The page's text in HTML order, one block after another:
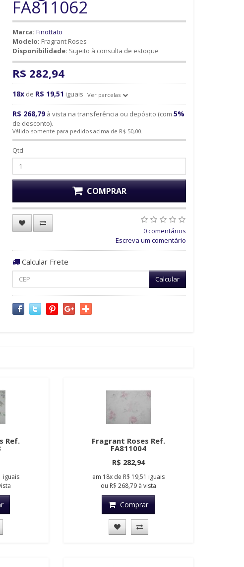
FA811062
Marca: Finottato
Modelo: Fragrant Roses
Disponibilidade: Sujeito à consulta de estoque
R$ 282,94
18x de R$ 19,51 iguais Ver parcelas
R$ 268,79à vista na transferência ou depósito (com 5%
de desconto).
Válido somente para pedidos acima de R$ 50,00.
Qtd
COMPRAR
0 comentários
Escreva um comentário
Calcular Frete
Calcular
Ref.
iguais
Fragrant Roses Ref.
FA811004
R$ 282,94
em 18xde R$ 19,51 iguais
ou R$ 268,79à vista
Comprar